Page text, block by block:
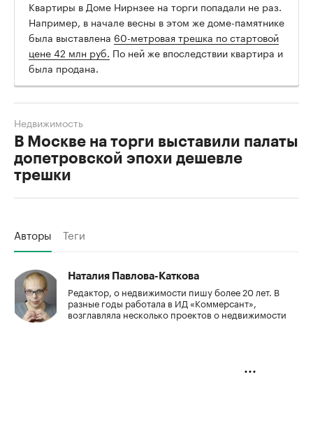
Квартиры в Доме Нирнзее на торги попадали не раз.
Например, в начале весны в этом же доме-памятнике
была выставлена 60-метровая трешка по стартовой
цене 42 млн руб. По ней же впоследствии квартира и
была продана.
В Москве на торги выставили палаты
допетровской эпохи дешевле
трешки
Недвижимость
Авторы Теги
Наталия Павлова-Каткова
Редактор, о недвижимости пишу более 20 лет. В
разные годы работала в ИД «Коммерсант»,
возглавляла несколько проектов о недвижимости